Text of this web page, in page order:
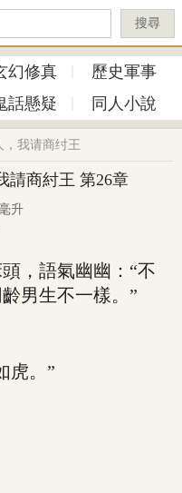
搜尋
幻修真
歷史軍事
話懸疑 同人小說
我请商纣王
請商紂王 第26章
升
，語氣幽幽：“不
男生不一樣。”
。”